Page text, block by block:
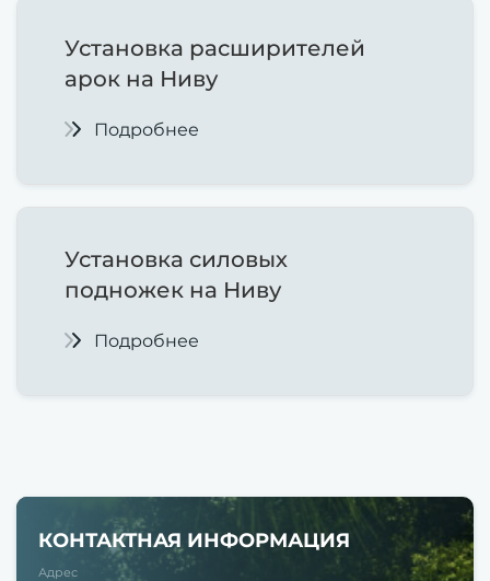
Установка расширителей
арок на Ниву
Подробнее
Установка силовых
подножек на Ниву
Подробнее
КОНТАКТНАЯ ИНФОРМАЦИЯ
Адрес